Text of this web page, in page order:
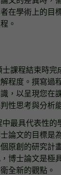
在學術上的目
。
士課程結束時完
程度。撰寫過
，以呈現您在
性思考與分析
中最具代表性的
論文的目標是
原創的研究計
博士論文是極
全新的觀點。